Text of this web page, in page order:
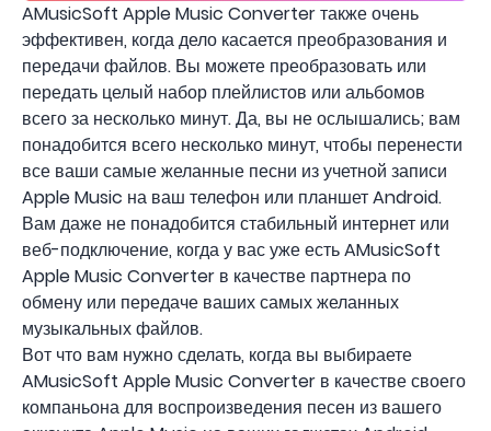
AMusicSoft Apple Music Converter также очень
эффективен, когда дело касается преобразования и
передачи файлов. Вы можете преобразовать или
передать целый набор плейлистов или альбомов
всего за несколько минут. Да, вы не ослышались; вам
понадобится всего несколько минут, чтобы перенести
все ваши самые желанные песни из учетной записи
Apple Music на ваш телефон или планшет Android.
Вам даже не понадобится стабильный интернет или
веб-подключение, когда у вас уже есть AMusicSoft
Apple Music Converter в качестве партнера по
обмену или передаче ваших самых желанных
музыкальных файлов.
Вот что вам нужно сделать, когда вы выбираете
AMusicSoft Apple Music Converter в качестве своего
компаньона для воспроизведения песен из вашего